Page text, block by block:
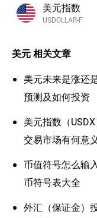
美元指数
USDOLLAR-F
美元相关文章
美元未来是涨还
预测及如何投资
美元指数（
交易市场有何意
币值符号怎么输
币符号表大全
外汇（保证金）